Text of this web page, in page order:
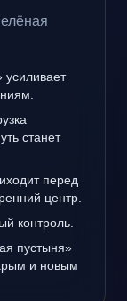
усиливает
станет
перед
центр.
контроль.
пустыня»
и новым